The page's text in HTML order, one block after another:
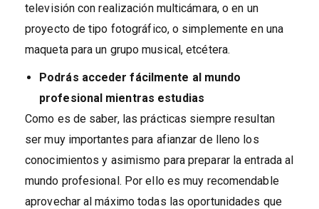
televisión con realización multicámara, o en un
proyecto de tipo fotográfico, o simplemente en una
maqueta para un grupo musical, etcétera.
Podrás acceder fácilmente al mundo
profesional mientras estudias
Como es de saber, las prácticas siempre resultan
ser muy importantes para afianzar de lleno los
conocimientos y asimismo para preparar la entrada al
mundo profesional. Por ello es muy recomendable
aprovechar al máximo todas las oportunidades que